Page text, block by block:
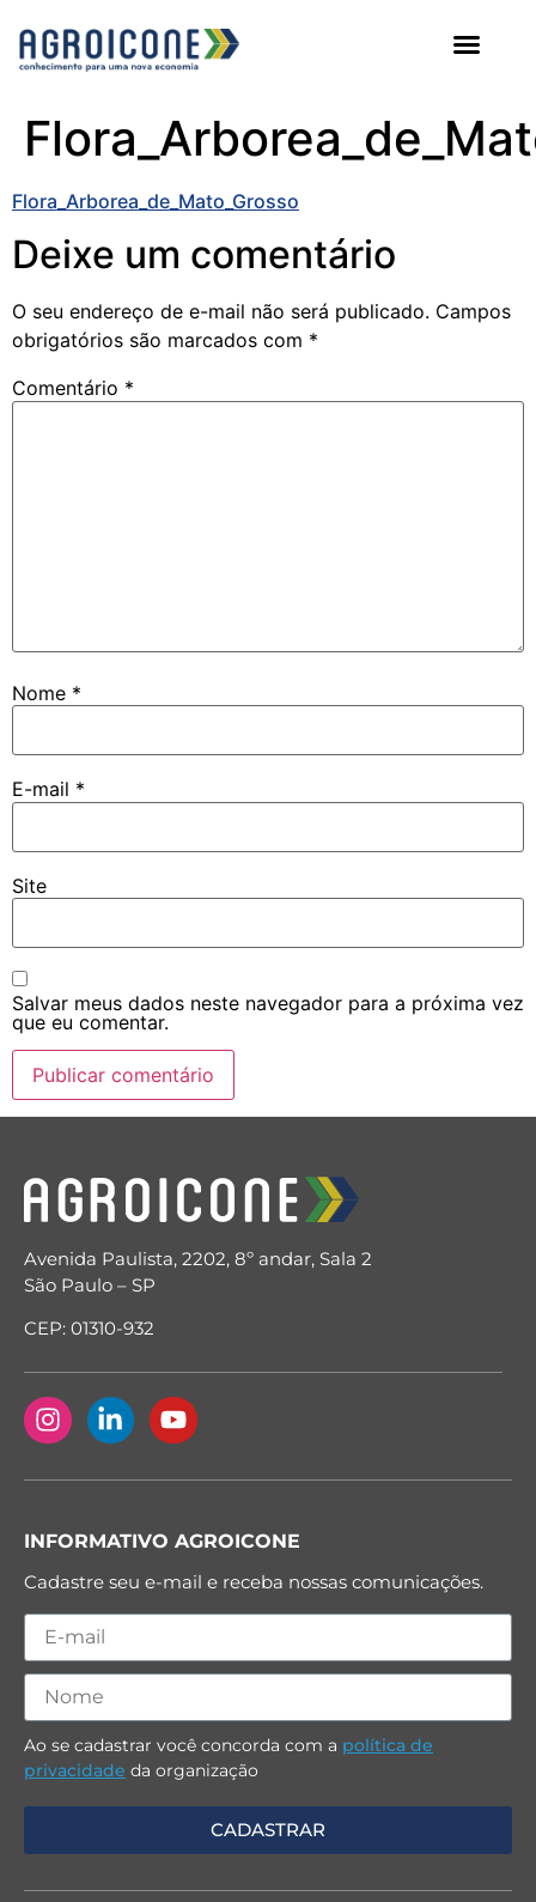
Flora_Arborea_de_Mato_Grosso
Deixe um comentário
O seu endereço de e-mail não será publicado. Campos
obrigatórios são marcados com *
Comentário *
Nome *
E-mail *
Site
Salvar meus dados neste navegador para a próxima vez
que eu comentar.
Avenida Paulista, 2202, 8º andar, Sala 2
São Paulo – SP
CEP: 01310-932
INFORMATIVO AGROICONE
Cadastre seu e-mail e receba nossas comunicações.
Ao se cadastrar você concorda com a política de
privacidade da organização